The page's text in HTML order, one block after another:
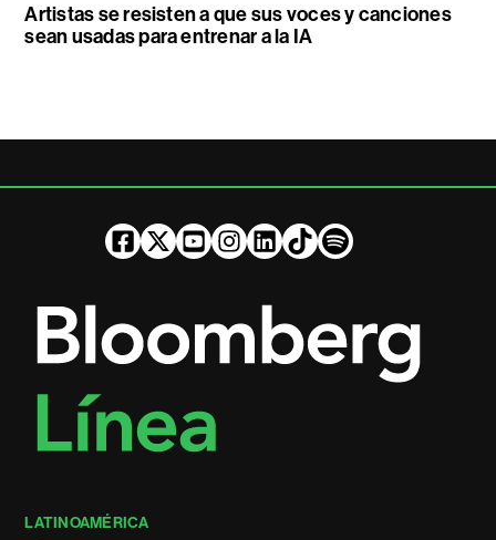
Artistas se resisten a que sus voces y canciones
sean usadas para entrenar a la IA
LATINOAMÉRICA